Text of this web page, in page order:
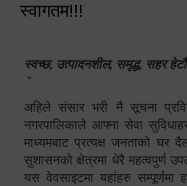
स्वागतम!!!
स्वच्छ, उत्पादनशील, समृद्ध, सहर
"
अहिले संसार भरी नै सूचना
नगरपालिकाले आफ्ना सेवा
माध्यमबाट प्रत्यक्ष जनताको
सुशासनको क्षेत्रमा धेरै महत्वपुर्ण
यस वेवसाइटमा यहांहरु सम्पूर्णमा